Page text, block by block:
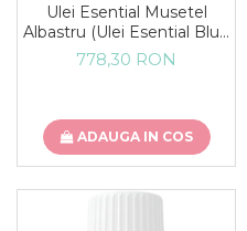
Ulei Esential Musetel
Albastru (Ulei Esential Blue
Tansy) 5ML
778,30 RON
ADAUGA IN COS